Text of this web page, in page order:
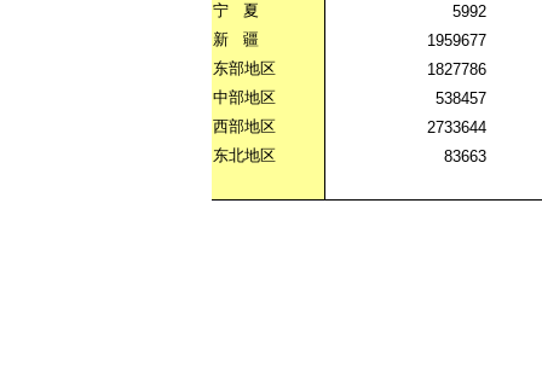
宁
夏
5992
新
疆
1959677
东部地区
1827786
中部地区
538457
西部地区
2733644
东北地区
83663